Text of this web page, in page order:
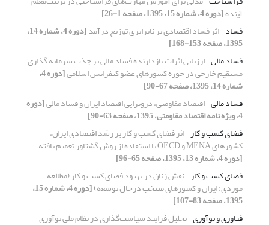
آینده[دوره 4، شماره 15، 1395، صفحه 1-26]
فساد اثر فساد اقتصادی بر نابرابری توزیع درآمد [دوره 4، شماره 14،
1395، صفحه 153-168]
فساد مالی ارزیابی اثرات بازدارنده فساد مالی بر جذب سرمایه گذاری
مستقیم خارجی در حوزه کشورهای عضو کنفرانس اسلامی [دوره 4،
شماره 14، 1395، صفحه 67-90]
فساد مالی اقتصاد مقاومتی، درونزایی اقتصاد ایران و فساد مالی[دوره
4، ویژه نامه اقتصاد مقاومتی، 1395، صفحه 63-90]
فضای کسب و کار اثر فضای کسب و کار بر رشد اقتصادی ایران،
کشورهای MENA و OECD با استفاده از روش گشتاور تعمیم یافته
[دوره 4، شماره 13، 1395، صفحه 65-96]
فضای کسب و کار نقش زنان در بهبود فضای کسب و کار (مطالعه
موردی: ایران و کشورهای منتخب درحال توسعه) [دوره 4، شماره 15،
1395، صفحه 83-107]
فناوری و نوآوری تحلیل فرایند سیاست‌گذاری در نظام ملی نوآوری